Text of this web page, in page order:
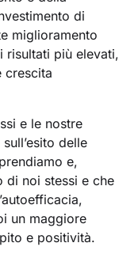
di
miglioramento
risultati più elevati,
crescita
e le nostre
delle
e,
di noi stessi e che
un maggiore
e positività.